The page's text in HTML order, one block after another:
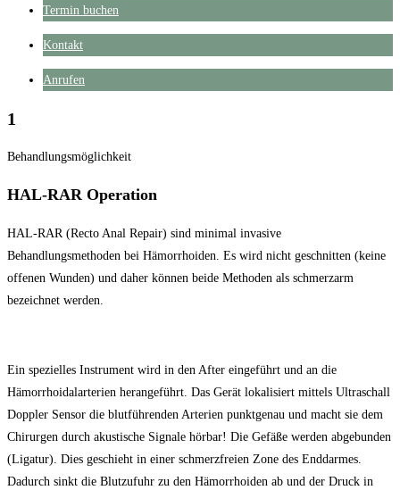
Termin buchen
Kontakt
Anrufen
1
Behandlungsmöglichkeit
HAL-RAR Operation
HAL-RAR (Recto Anal Repair) sind minimal invasive
Behandlungsmethoden bei Hämorrhoiden. Es wird nicht geschnitten (keine
offenen Wunden) und daher können beide Methoden als schmerzarm
bezeichnet werden.
Ein spezielles Instrument wird in den After eingeführt und an die
Hämorrhoidalarterien herangeführt. Das Gerät lokalisiert mittels Ultraschall
Doppler Sensor die blutführenden Arterien punktgenau und macht sie dem
Chirurgen durch akustische Signale hörbar! Die Gefäße werden abgebunden
(Ligatur). Dies geschieht in einer schmerzfreien Zone des Enddarmes.
Dadurch sinkt die Blutzufuhr zu den Hämorrhoiden ab und der Druck in